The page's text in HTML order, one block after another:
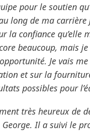
pour le soutien
long de ma carrière
la confiance qu’elle
beaucoup, mais
Je vais
et sur la
possibles pour
très heureux de
George. Il a suivi le